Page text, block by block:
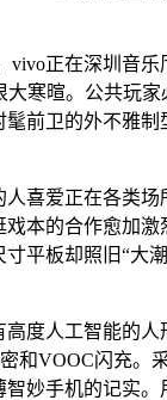
正在深圳音乐厅
寒暄。公共玩
前卫的外不雅
爱正在各类场
本的合作愈加
平板却照旧“大
人工智能的人
和VOOC闪充。
妙手机的记实